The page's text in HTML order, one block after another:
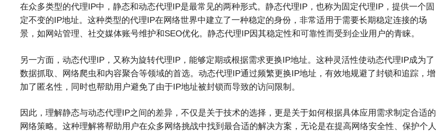
在众多类型的代理IP中，静态和动态代理IP是最常见的两种形式。静态代理IP，也称为固定代理IP，提供一个固
定不变的IP地址。这种类型的代理IP在网络世界中建立了一种稳定的身份，非常适用于需要长期稳定连接的场
景，如网站管理、社交媒体账号维护和SEO优化。静态代理IP因其稳定性和可靠性而受到企业用户的青睐。
另一方面，动态代理IP，又称为旋转代理IP，能够定期或根据需求更换IP地址。这种灵活性使动态代理IP成为了
数据抓取、网络爬虫和内容聚合等领域的首选。动态代理IP通过频繁更换IP地址，有效地规避了封锁和追踪，增
加了匿名性，同时也帮助用户避免了由于IP地址被封锁而导致的访问限制。
因此，理解静态与动态代理IP之间的差异，不仅是关于技术的选择，更是关于如何根据具体应用需求制定合适的
网络策略。这种理解将帮助用户在众多网络挑战中找到最合适的解决方案，无论是在提高网络安全性、保护个人